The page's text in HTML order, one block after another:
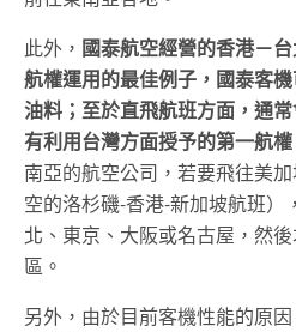
此外， 國泰航空經營的香港－
航權運用的最佳例子，國泰客
油料；至於直飛航班方面，通
有利用台灣方面授予的第一航
南亞的航空公司，若要飛往美
空的洛杉磯-香港-新加坡航班）
北、東京、大阪或名古屋，然
區。
另外，由於目前客機性能的原